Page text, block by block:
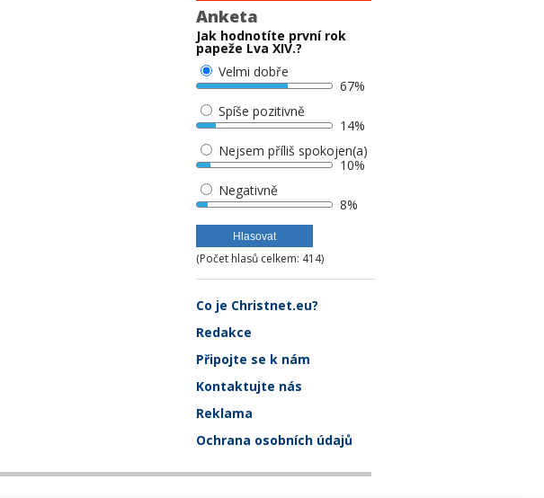
Anketa
Jak hodnotíte první rok
papeže Lva XIV.?
Velmi dobře
67%
Spíše pozitivně
14%
Nejsem příliš spokojen(a)
10%
Negativně
8%
(Počet hlasů celkem: 414)
Co je Christnet.eu?
Redakce
Připojte se k nám
Kontaktujte nás
Reklama
Ochrana osobních údajů